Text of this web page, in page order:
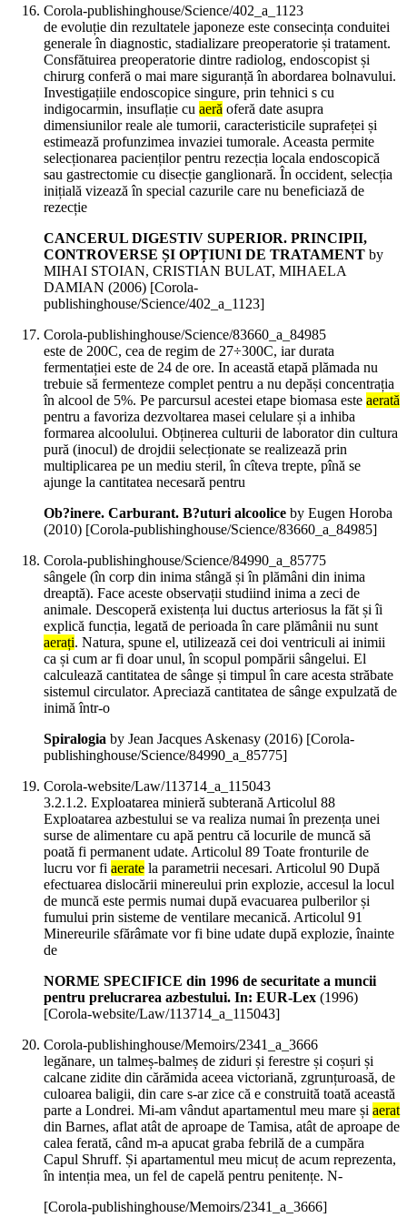
Corola-publishinghouse/Science/402_a_1123
de evoluție din rezultatele japoneze este consecința conduitei
generale în diagnostic, stadializare preoperatorie și tratament.
Consfătuirea preoperatorie dintre radiolog, endoscopist și
chirurg conferă o mai mare siguranță în abordarea bolnavului.
Investigațiile endoscopice singure, prin tehnici s cu
indigocarmin, insuflație cu aeră oferă date asupra
dimensiunilor reale ale tumorii, caracteristicile suprafeței și
estimează profunzimea invaziei tumorale. Aceasta permite
selecționarea pacienților pentru rezecția locala endoscopică
sau gastrectomie cu disecție ganglionară. În occident, selecția
inițială vizează în special cazurile care nu beneficiază de
rezecție
CANCERUL DIGESTIV SUPERIOR. PRINCIPII,
CONTROVERSE ȘI OPȚIUNI DE TRATAMENT by
MIHAI STOIAN, CRISTIAN BULAT, MIHAELA
DAMIAN (2006) [Corola-
publishinghouse/Science/402_a_1123]
Corola-publishinghouse/Science/83660_a_84985
este de 200C, cea de regim de 27÷300C, iar durata
fermentației este de 24 de ore. In această etapă plămada nu
trebuie să fermenteze complet pentru a nu depăși concentrația
în alcool de 5%. Pe parcursul acestei etape biomasa este aerată
pentru a favoriza dezvoltarea masei celulare și a inhiba
formarea alcoolului. Obținerea culturii de laborator din cultura
pură (inocul) de drojdii selecționate se realizează prin
multiplicarea pe un mediu steril, în cîteva trepte, pînă se
ajunge la cantitatea necesară pentru
Ob?inere. Carburant. B?uturi alcoolice by Eugen Horoba
(2010) [Corola-publishinghouse/Science/83660_a_84985]
Corola-publishinghouse/Science/84990_a_85775
sângele (în corp din inima stângă și în plămâni din inima
dreaptă). Face aceste observații studiind inima a zeci de
animale. Descoperă existența lui ductus arteriosus la făt și îi
explică funcția, legată de perioada în care plămânii nu sunt
aerați. Natura, spune el, utilizează cei doi ventriculi ai inimii
ca și cum ar fi doar unul, în scopul pompării sângelui. El
calculează cantitatea de sânge și timpul în care acesta străbate
sistemul circulator. Apreciază cantitatea de sânge expulzată de
inimă într-o
Spiralogia by Jean Jacques Askenasy (2016) [Corola-
publishinghouse/Science/84990_a_85775]
Corola-website/Law/113714_a_115043
3.2.1.2. Exploatarea minieră subterană Articolul 88
Exploatarea azbestului se va realiza numai în prezența unei
surse de alimentare cu apă pentru că locurile de muncă să
poată fi permanent udate. Articolul 89 Toate fronturile de
lucru vor fi aerate la parametrii necesari. Articolul 90 După
efectuarea dislocării minereului prin explozie, accesul la locul
de muncă este permis numai după evacuarea pulberilor și
fumului prin sisteme de ventilare mecanică. Articolul 91
Minereurile sfărâmate vor fi bine udate după explozie, înainte
de
NORME SPECIFICE din 1996 de securitate a muncii
pentru prelucrarea azbestului. In: EUR-Lex (1996)
[Corola-website/Law/113714_a_115043]
Corola-publishinghouse/Memoirs/2341_a_3666
legănare, un talmeș-balmeș de ziduri și ferestre și coșuri și
calcane zidite din cărămida aceea victoriană, zgrunțuroasă, de
culoarea baligii, din care s-ar zice că e construită toată această
parte a Londrei. Mi-am vândut apartamentul meu mare și aerat
din Barnes, aflat atât de aproape de Tamisa, atât de aproape de
calea ferată, când m-a apucat graba febrilă de a cumpăra
Capul Shruff. Și apartamentul meu micuț de acum reprezenta,
în intenția mea, un fel de capelă pentru penitențe. N-
[Corola-publishinghouse/Memoirs/2341_a_3666]